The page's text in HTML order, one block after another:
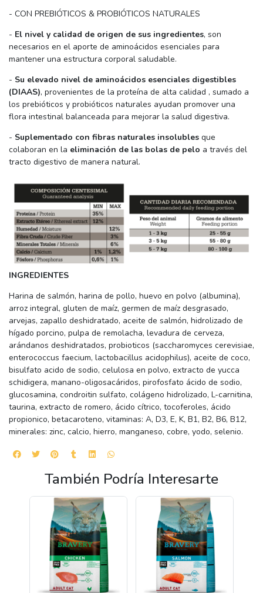
- CON PREBIÓTICOS & PROBIÓTICOS NATURALES
- El nivel y calidad de origen de sus ingredientes, son
necesarios en el aporte de aminoácidos esenciales para
mantener una estructura corporal saludable.
- Su elevado nivel de aminoácidos esenciales digestibles
(DIAAS), provenientes de la proteína de alta calidad , sumado a
los prebióticos y probióticos naturales ayudan promover una
flora intestinal balanceada para mejorar la salud digestiva.
- Suplementado con fibras naturales insolubles que
colaboran en la eliminación de las bolas de pelo a través del
tracto digestivo de manera natural.
INGREDIENTES
Harina de salmón, harina de pollo, huevo en polvo (albumina),
arroz integral, gluten de maíz, germen de maíz desgrasado,
arvejas, zapallo deshidratado, aceite de salmón, hidrolizado de
hígado porcino, pulpa de remolacha, levadura de cerveza,
arándanos deshidratados, probioticos (saccharomyces cerevisiae,
enterococcus faecium, lactobacillus acidophilus), aceite de coco,
bisulfato acido de sodio, celulosa en polvo, extracto de yucca
schidigera, manano-oligosacáridos, pirofosfato ácido de sodio,
glucosamina, condroitin sulfato, colágeno hidrolizado, L-carnitina,
taurina, extracto de romero, ácido cítrico, tocoferoles, ácido
propionico, betacaroteno, vitaminas: A, D3, E, K, B1, B2, B6, B12,
minerales: zinc, calcio, hierro, manganeso, cobre, yodo, selenio.
También Podría Interesarte